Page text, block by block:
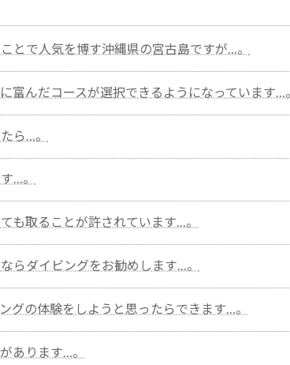
とで人気を博す沖縄県の宮古島ですが…。
富んだコースが選択できるようになっています…。
ら…。
…。
も取ることが許されています…。
らダイビングをお勧めします…。
グの体験をしようと思ったらできます…。
あります…。